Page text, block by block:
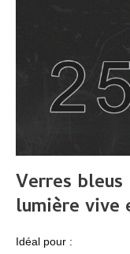
Verres
lumière vive
Idéal pour :